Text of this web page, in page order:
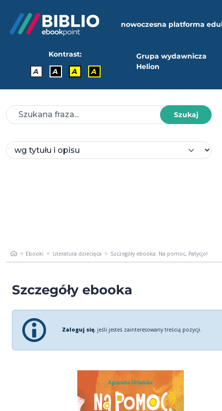
nowoczesna platforma
Kontrast:
A
A A A
Grupa wydawnicza
Helion
Szukaj
Ebooki Literatura dziecięca Szczegóły ebooka: Na pomoc, Patycjo!
Szczegóły ebooka
Zaloguj się, jeśli jesteś zainteresowany treścią pozycji.